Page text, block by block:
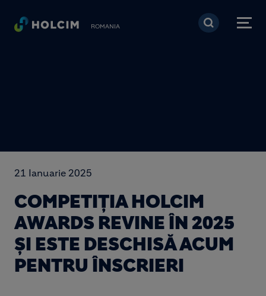
Mergi la conţinutul
ROMANIA
21 Ianuarie 2025
COMPETIȚIA HOLCIM
AWARDS REVINE ÎN 2025
ȘI ESTE DESCHISĂ ACUM
PENTRU ÎNSCRIERI